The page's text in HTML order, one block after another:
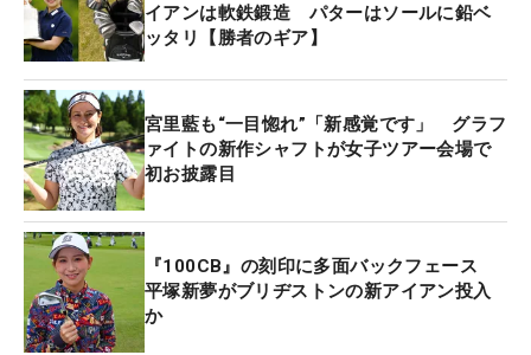
永井花奈との激しいデッドヒートを繰り広げた最終
ラウンドは、しびれる展開の連続。前半は1オーバ
ーとスコアを落としたが、後半の12番パー5で3打目
を50センチに寄せてバーディ。続く13番では下り5
メートルのスライスラインをジャストタッチで沈め
た。15番パー4では2打目をピン左奥のエッジに外
し、マウンドの上というピンチを迎えるも、ここか
ら絶妙なタッチで10センチに寄せてパーセーブ。16
番の難関パー3ではティショットを2メートル強に乗
せてバーディを奪うなど、要所でパターが活躍を見
せた。
イアンは軟鉄鍛造 パターはソールに鉛ベ
ッタリ【勝者のギア】
宮里藍も“一目惚れ”「新感覚です」 グラフ
ァイトの新作シャフトが女子ツアー会場で
初お披露目
『100CB』の刻印に多面バックフェース
平塚新夢がブリヂストンの新アイアン投入
か